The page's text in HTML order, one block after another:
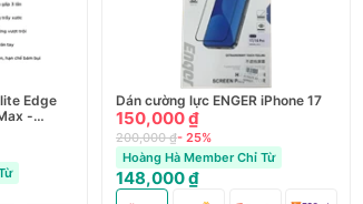
Edge
-
Dán cường lực ENGER iPhone 17
150,000 ₫
200,000 ₫- 25%
Hoàng Hà Member Chỉ Từ
148,000 ₫